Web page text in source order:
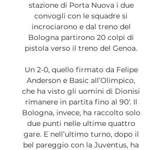
stazione di Porta Nuova i due
convogli con le squadre si
incrociarono e dal treno del
Bologna partirono 20 colpi di
pistola verso il treno del Genoa.
Un 2-0, quello firmato da Felipe
Anderson e Basic all’Olimpico,
che ha visto gli uomini di Dionisi
rimanere in partita fino al 90′. Il
Bologna, invece, ha raccolto solo
due punti nelle ultime quattro
gare. E nell’ultimo turno, dopo il
bel pareggio con la Juventus, ha